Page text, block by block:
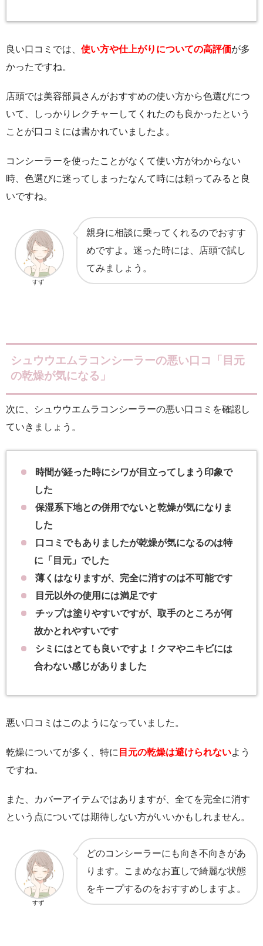
良い口コミでは、 使い方や仕上がりについての高評価が多
かったですね。
店頭では美容部員さんがおすすめの使い方から色選びにつ
いて、しっかりレクチャーしてくれたのも良かったという
ことが口コミには書かれていましたよ。
コンシーラーを使ったことがなくて使い方がわからない
時、色選びに迷ってしまったなんて時には頼ってみると良
いですね。
親身に相談に乗ってくれるのでおすす
めですよ。迷った時には、店頭で試し
てみましょう。
すず
シュウウエムラコンシーラーの悪い口コ「目元
の乾燥が気になる」
次に、シュウウエムラコンシーラーの悪い口コミを確認し
ていきましょう。
時間が経った時にシワが目立ってしまう印象で
した
保湿系下地との併用でないと乾燥が気になりま
した
口コミでもありましたが乾燥が気になるのは特
に「目元」でした
薄くはなりますが、完全に消すのは不可能です
目元以外の使用には満足です
チップは塗りやすいですが、取手のところが何
故かとれやすいです
シミにはとても良いですよ！クマやニキビには
合わない感じがありました
悪い口コミはこのようになっていました。
乾燥についてが多く、特に 目元の乾燥は避けられないよう
ですね。
また、カバーアイテムではありますが、全てを完全に消す
という点については期待しない方がいいかもしれません。
どのコンシーラーにも向き不向きがあ
ります。こまめなお直しで綺麗な状態
をキープするのをおすすめしますよ。
すず